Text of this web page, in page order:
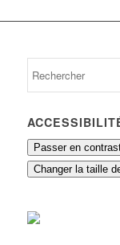
Passer en
Changer la taille